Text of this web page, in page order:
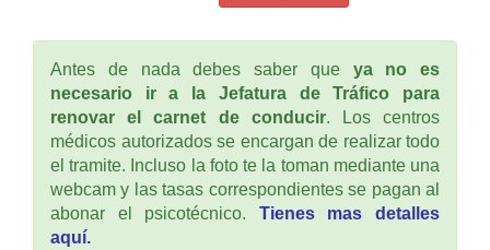
Antes de nada debes saber que ya no es
necesario ir a la Jefatura de Tráfico para
renovar el carnet de conducir. Los centros
médicos autorizados se encargan de realizar todo
el tramite. Incluso la foto te la toman mediante una
webcam y las tasas correspondientes se pagan al
abonar el psicotécnico. Tienes mas detalles
aquí.